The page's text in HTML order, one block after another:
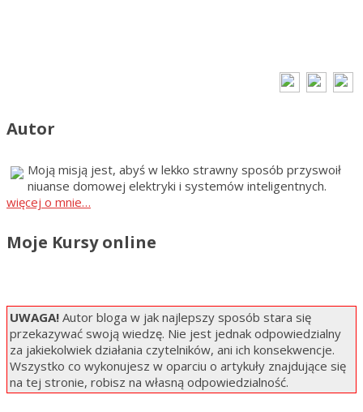
Autor
Moją misją jest, abyś w lekko strawny sposób przyswoił
niuanse domowej elektryki i systemów inteligentnych.
więcej o mnie…
Moje Kursy online
UWAGA! Autor bloga w jak najlepszy sposób stara się
przekazywać swoją wiedzę. Nie jest jednak odpowiedzialny
za jakiekolwiek działania czytelników, ani ich konsekwencje.
Wszystko co wykonujesz w oparciu o artykuły znajdujące się
na tej stronie, robisz na własną odpowiedzialność.